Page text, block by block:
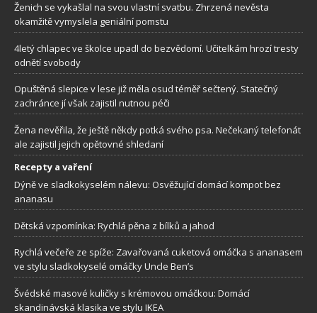
Ženich se vykašlal na svou vlastní svatbu. Zhrzená nevěsta
okamžitě vymyslela geniální pomstu
4letý chlapec ve školce upadl do bezvědomí. Učitelkám hrozí tresty
odnětí svobody
Opuštěná slepice v lese již měla osud téměř sečtený. Statečný
zachránce jí však zajistil nutnou péči
Žena nevěřila, že ještě někdy potká svého psa. Nečekaný telefonát
ale zajistil jejich opětovné shledaní
Recepty a vaření
Dýně ve sladkokyselém nálevu: Osvěžující domácí kompot bez
ananasu
Dětská vzpomínka: Rychlá pěna z bílků a jahod
Rychlá večeře ze spíže: Zavařovaná cuketová omáčka s ananasem
ve stylu sladkokyselé omáčky Uncle Ben’s
Švédské masové kuličky s krémovou omáčkou: Domácí
skandinávská klasika ve stylu IKEA